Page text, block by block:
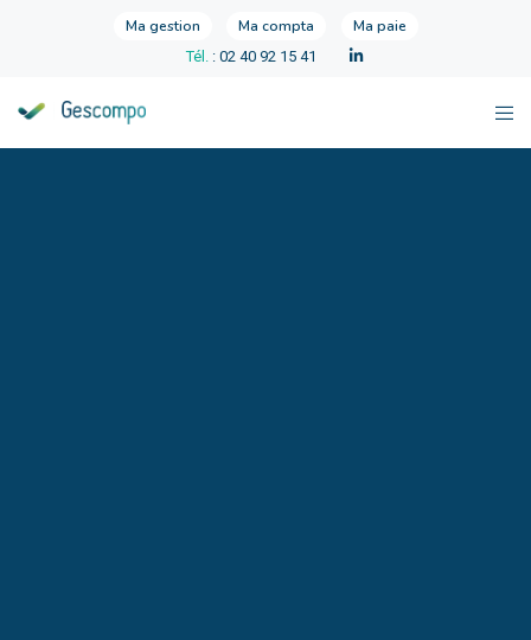
Ma gestion Ma compta Ma paie
Tél. : 02 40 92 15 41